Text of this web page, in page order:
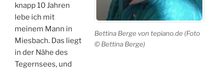
Bettina Berge von tepiano.de (Foto
© Bettina Berge)
knapp 10 Jahren
lebe ich mit
meinem Mann in
Miesbach. Das liegt
in der Nähe des
Tegernsees, und